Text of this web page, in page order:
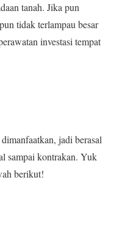
tanah. Jika pun
tidak terlampau besar
investasi tempat
jadi berasal
sampai kontrakan. Yuk
berikut!